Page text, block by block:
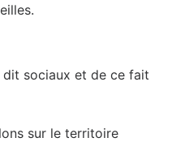
dit sociaux et de ce fait
sur le territoire